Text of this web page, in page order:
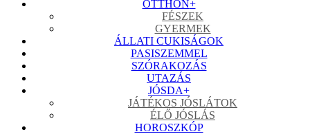
OTTHON+
FÉSZEK
GYERMEK
ÁLLATI CUKISÁGOK
PASISZEMMEL
SZÓRAKOZÁS
UTAZÁS
JÓSDA+
JÁTÉKOS JÓSLÁTOK
ÉLŐ JÓSLÁS
HOROSZKÓP